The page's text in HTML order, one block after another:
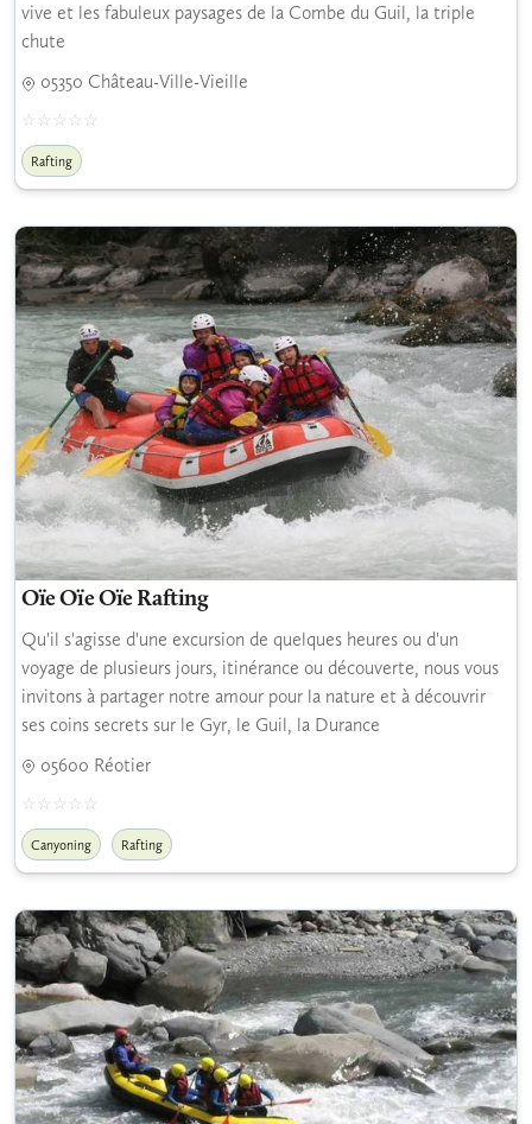
vive et les fabuleux paysages de la Combe du Guil, la triple
chute
05350 Château-Ville-Vieille
Rafting
Oïe Oïe Oïe Rafting
Qu'il s'agisse d'une excursion de quelques heures ou d'un
voyage de plusieurs jours, itinérance ou découverte, nous vous
invitons à partager notre amour pour la nature et à découvrir
ses coins secrets sur le Gyr, le Guil, la Durance
05600 Réotier
Canyoning Rafting